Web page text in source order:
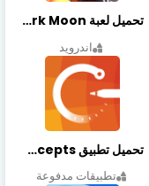
تحميل لعبة Lionheart: Dark Moon مهكرة أخر إصدار
اندرويد
تحميل تطبيق Concepts مهكر أخر إصدار
تطبيقات مدفوعة